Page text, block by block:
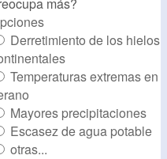
Derretimiento de los hielos
Temperaturas extremas en
Mayores precipitaciones
Escasez de agua potable
otras...